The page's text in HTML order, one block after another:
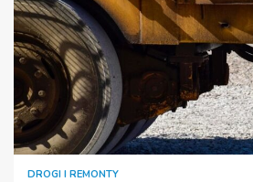
DROGI I REMONTY